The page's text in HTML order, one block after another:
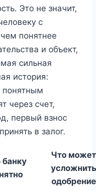
Это не значит,
с
понятнее
и объект,
сильная
история:
понятным
через счет,
первый взнос
в залог.
банку
Что может
усложнить
одобрение